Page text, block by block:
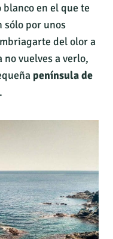
en el que te
sólo por unos
del olor a
no vuelves a verlo,
península de